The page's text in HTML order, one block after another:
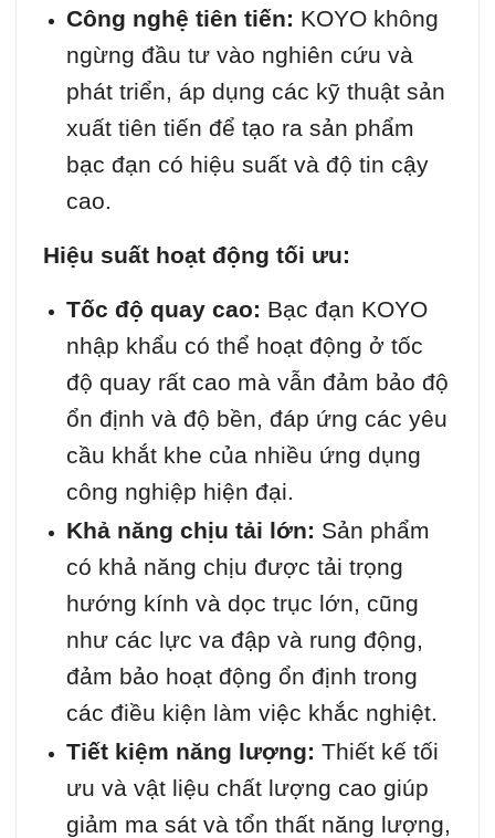
Công nghệ tiên tiến: KOYO không
ngừng đầu tư vào nghiên cứu và
phát triển, áp dụng các kỹ thuật sản
xuất tiên tiến để tạo ra sản phẩm
bạc đạn có hiệu suất và độ tin cậy
cao.
Hiệu suất hoạt động tối ưu:
Tốc độ quay cao: Bạc đạn KOYO
nhập khẩu có thể hoạt động ở tốc
độ quay rất cao mà vẫn đảm bảo độ
ổn định và độ bền, đáp ứng các yêu
cầu khắt khe của nhiều ứng dụng
công nghiệp hiện đại.
Khả năng chịu tải lớn: Sản phẩm
có khả năng chịu được tải trọng
hướng kính và dọc trục lớn, cũng
như các lực va đập và rung động,
đảm bảo hoạt động ổn định trong
các điều kiện làm việc khắc nghiệt.
Tiết kiệm năng lượng: Thiết kế tối
ưu và vật liệu chất lượng cao giúp
giảm ma sát và tổn thất năng lượng,